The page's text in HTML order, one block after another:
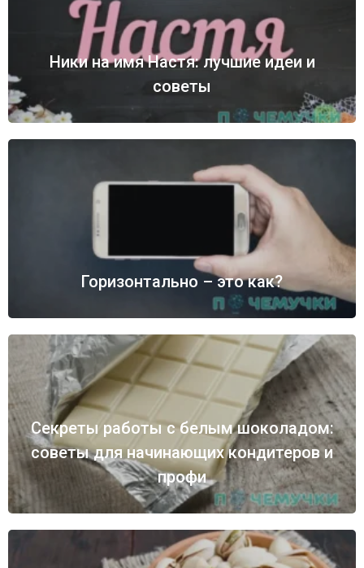
Ники на имя Настя: лучшие идеи и
советы
Горизонтально – это как?
Секреты работы с белым шоколадом:
советы для начинающих кондитеров и
профи